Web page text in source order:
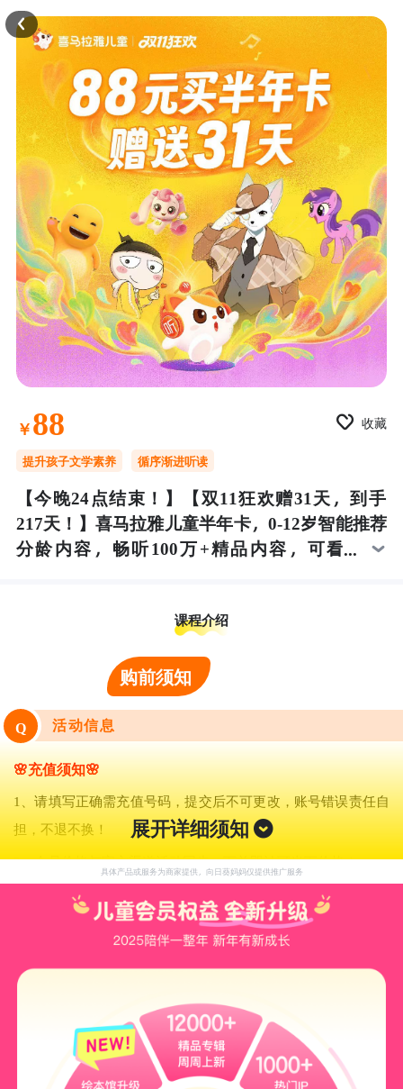
￥88 收藏
提升孩子文学素养 循序渐进听读
【今晚24点结束！】【双11狂欢赠31天，到手
217天！】喜马拉雅儿童半年卡，0-12岁智能推荐
分龄内容，畅听100万+精品内容，可看
课程介绍
购前须知
Q 活动信息
🌸充值须知🌸
1、请填写正确需充值号码，提交后不可更改，账号错误责任自
担，不退不换！
2、会员价格与官方渠道活动同步，下单即认可当下价格！
3、商品使用权益最终解释权归属商品官方，本团购只售后充值
是否到账，不售后官方权益规则调整！
【是否限购】
10月15日-11月18日24点
，双11狂欢赠31天，到手
展开详细须知
具体产品或服务为商家提供，向日葵妈妈仅提供推广服务